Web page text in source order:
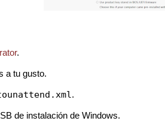
.
a tu gusto.
.
de instalación de Windows.